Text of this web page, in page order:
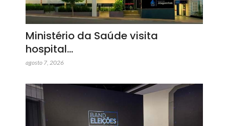
Ministério da Saúde visita
hospital…
agosto 7, 2026